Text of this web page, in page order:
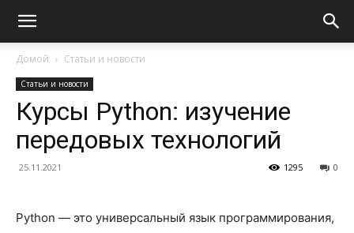
Домой Статьи и новости
Статьи и новости
Курсы Python: изучение
передовых технологий
25.11.2021 0
1295
Python — это универсальный язык программирования,